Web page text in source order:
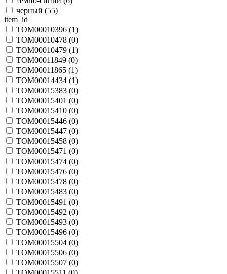
черный (55)
item_id
TOM00010396 (1)
TOM00010478 (0)
TOM00010479 (1)
TOM00011849 (0)
TOM00011865 (1)
TOM00014434 (1)
TOM00015383 (0)
TOM00015401 (0)
TOM00015410 (0)
TOM00015446 (0)
TOM00015447 (0)
TOM00015458 (0)
TOM00015471 (0)
TOM00015474 (0)
TOM00015476 (0)
TOM00015478 (0)
TOM00015483 (0)
TOM00015491 (0)
TOM00015492 (0)
TOM00015493 (0)
TOM00015496 (0)
TOM00015504 (0)
TOM00015506 (0)
TOM00015507 (0)